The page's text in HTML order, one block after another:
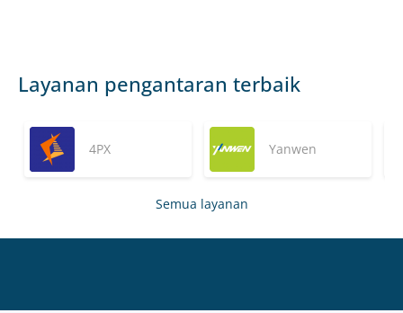
Layanan pengantaran terbaik
4PX Yanwen
Semua layanan